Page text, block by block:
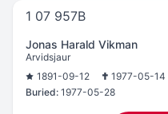
1 07 957B
Jonas Harald Vikman
Arvidsjaur
1891-09-12
1977-05-14
Buried: 1977-05-28